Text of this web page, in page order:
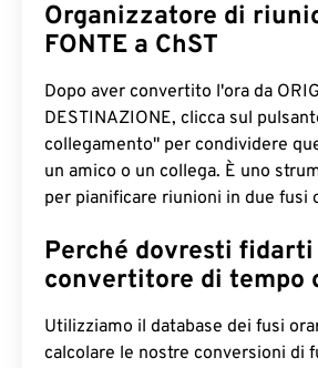
Organizzatore di
FONTE a ChST
Dopo aver convertito l'ora da
DESTINAZIONE, clicca sul
collegamento" per condividere
un amico o un collega. È uno
per pianificare riunioni in due fusi
Perché dovresti
convertitore di tempo
Utilizziamo il database dei fusi
calcolare le nostre conversioni di